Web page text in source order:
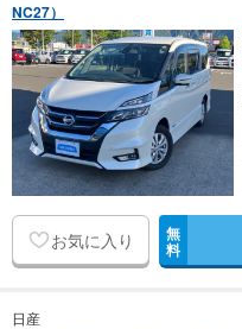
NC27）
お気に入り 無
料
日産